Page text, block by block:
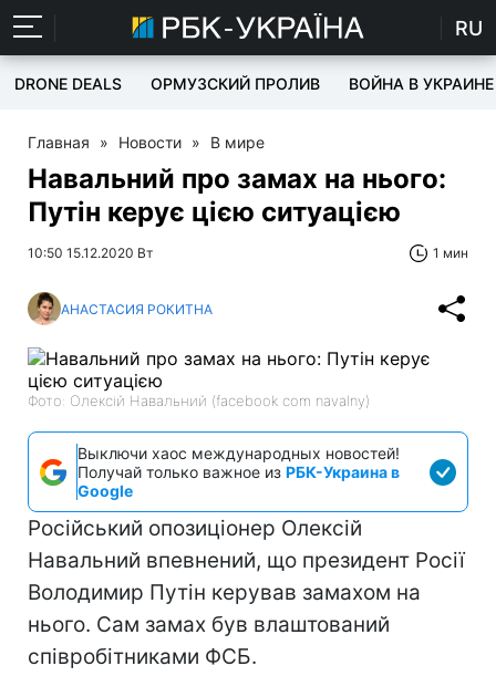
RU
DRONE DEALS ОРМУЗСКИЙ ПРОЛИВ ВОЙНА В УКРАИНЕ
Главная » Новости » В мире
Навальний про замах на нього:
Путін керує цією ситуацією
10:50 15.12.2020 Вт 1 мин
АНАСТАСИЯ РОКИТНА
Фото: Олексій Навальний (facebook com navalny)
Выключи хаос международных новостей!
Получай только важное из РБК-Украина в
Google
Російський опозиціонер Олексій
Навальний впевнений, що президент Росії
Володимир Путін керував замахом на
нього. Сам замах був влаштований
співробітниками ФСБ.